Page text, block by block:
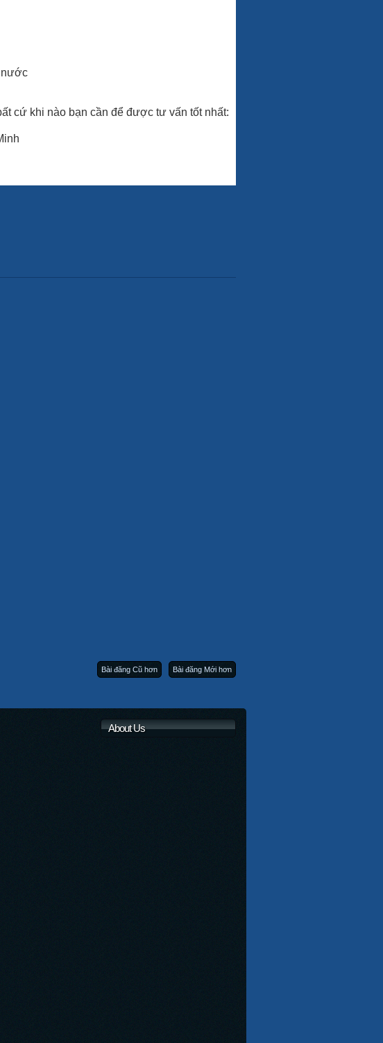
nước
cứ khi nào bạn cần để được tư vấn tốt nhất:
Bài đăng Mới hơn
Bài đăng Cũ hơn
About Us